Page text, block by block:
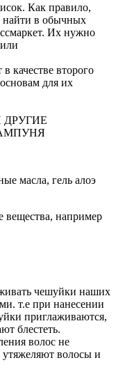
Как правило,
найти в обычных
Их нужно
качестве второго
для их
масла, гель алоэ
например
чешуйки наших
т.е при нанесении
приглаживаются,
блестеть.
волос не
волосы и